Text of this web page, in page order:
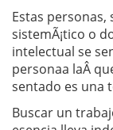
Estas personas,
sistemÃ¡tico o
intelectual se
personaa laÂ
sentado es una
Buscar un